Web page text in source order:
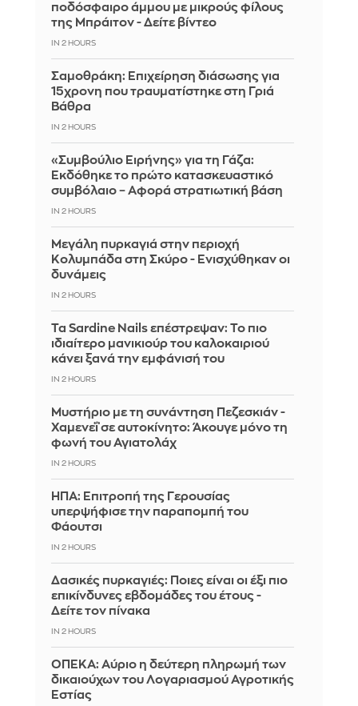
ποδόσφαιρο άμμου με μικρούς φίλους
της Μπράιτον - Δείτε βίντεο
IN 2 HOURS
Σαμοθράκη: Επιχείρηση διάσωσης για
15χρονη που τραυματίστηκε στη Γριά
Βάθρα
IN 2 HOURS
«Συμβούλιο Ειρήνης» για τη Γάζα:
Εκδόθηκε το πρώτο κατασκευαστικό
συμβόλαιο – Αφορά στρατιωτική βάση
IN 2 HOURS
Μεγάλη πυρκαγιά στην περιοχή
Κολυμπάδα στη Σκύρο - Ενισχύθηκαν οι
δυνάμεις
IN 2 HOURS
Τα Sardine Nails επέστρεψαν: Το πιο
ιδιαίτερο μανικιούρ του καλοκαιριού
κάνει ξανά την εμφάνισή του
IN 2 HOURS
Μυστήριο με τη συνάντηση Πεζεσκιάν -
Χαμενεΐ σε αυτοκίνητο: Άκουγε μόνο τη
φωνή του Αγιατολάχ
IN 2 HOURS
ΗΠΑ: Επιτροπή της Γερουσίας
υπερψήφισε την παραπομπή του
Φάουτσι
IN 2 HOURS
Δασικές πυρκαγιές: Ποιες είναι οι έξι πιο
επικίνδυνες εβδομάδες του έτους -
Δείτε τον πίνακα
IN 2 HOURS
ΟΠΕΚΑ: Αύριο η δεύτερη πληρωμή των
δικαιούχων του Λογαριασμού Αγροτικής
Εστίας